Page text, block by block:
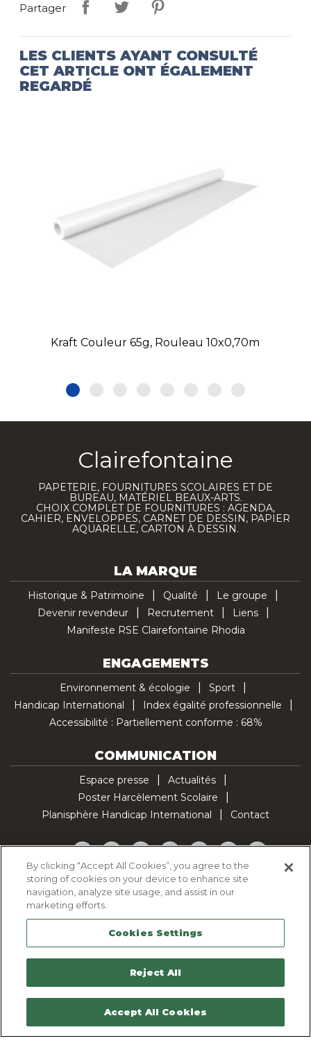
Partager
LES CLIENTS AYANT CONSULTÉ
CET ARTICLE ONT ÉGALEMENT
REGARDÉ
Kraft Couleur 65g, Rouleau 10x0,70m
Clairefontaine
PAPETERIE, FOURNITURES SCOLAIRES ET DE
BUREAU, MATÉRIEL BEAUX-ARTS.
CHOIX COMPLET DE FOURNITURES : AGENDA,
CAHIER, ENVELOPPES, CARNET DE DESSIN, PAPIER
AQUARELLE, CARTON À DESSIN.
LA MARQUE
Historique & Patrimoine Qualité
Le groupe
Devenir revendeur
Recrutement
Liens
Manifeste RSE Clairefontaine Rhodia
ENGAGEMENTS
Environnement & écologie
Sport
Handicap International
Index égalité professionnelle
Accessibilité : Partiellement conforme : 68%
COMMUNICATION
Espace presse
Actualités
Poster Harcèlement Scolaire
Planisphère Handicap International
Contact
Facebook
TwitterYouTubePinterestInstagramLinkedInTikTok
Politique d'utilisation des cookies
Politique de confidentialité
Mentions légales
Plan du site
Contactez-nous
By clicking “Accept All Cookies”, you agree to the
storing of cookies on your device to enhance site
navigation, analyze site usage, and assist in our
marketing efforts.
Cookies Settings
Reject All
Accept All Cookies